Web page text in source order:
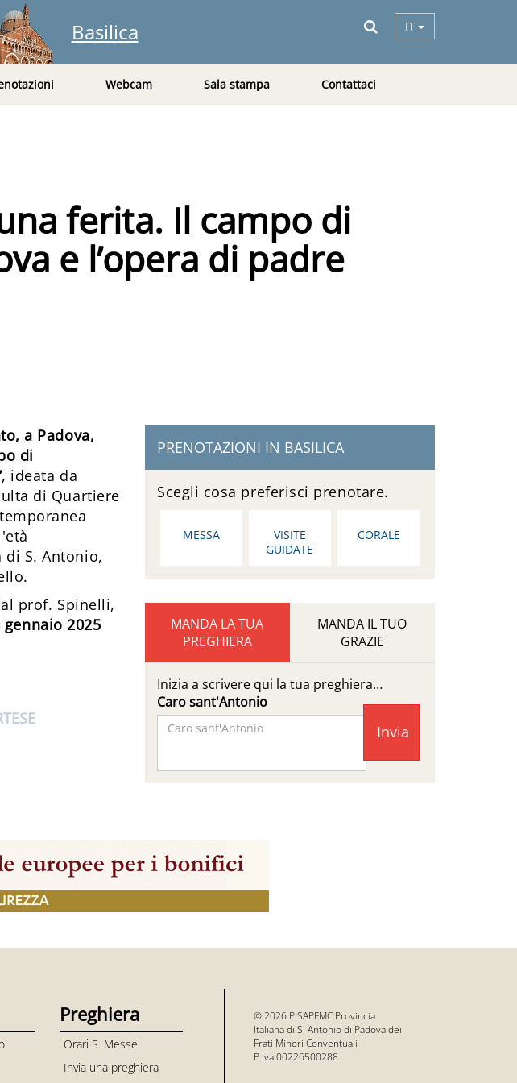
Basilica IT
Webcam Sala stampa Contattaci
ferita. Il campo di
e l’opera di padre
a Padova,
di
, ideata da
di Quartiere
di S. Antonio,
prof. Spinelli,
2025
PRENOTAZIONI IN BASILICA
Scegli cosa preferisci prenotare.
MESSA
VISITE
GUIDATE
CORALE
MANDA LA TUA
PREGHIERA
MANDA IL TUO
GRAZIE
Inizia a scrivere qui la tua preghiera…
Caro sant'Antonio
Preghiera
Orari S. Messe
Invia una preghiera
© 2026 PISAPFMC Provincia
Italiana di S. Antonio di Padova dei
Frati Minori Conventuali
P.Iva 00226500288